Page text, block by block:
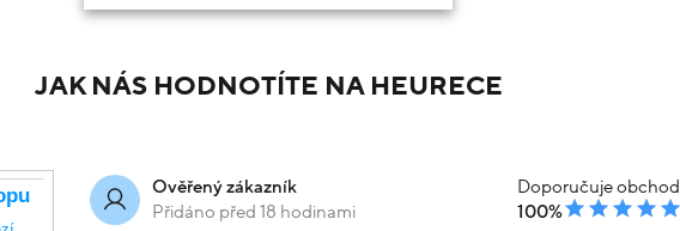
JAK NÁS HODNOTÍTE NA HEURECE
Ověřený zákazník
Přidáno před 18 hodinami
Doporučuje obchod
100%